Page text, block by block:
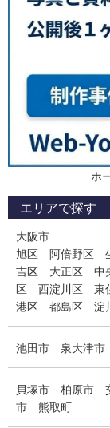
ホ
エリアで探す
大阪市
旭区
阿倍野区
吉区
大正区 中
区
西淀川区 東
港区
都島区 淀
池田市 泉大津市
貝塚市 柏原市
市
熊取町